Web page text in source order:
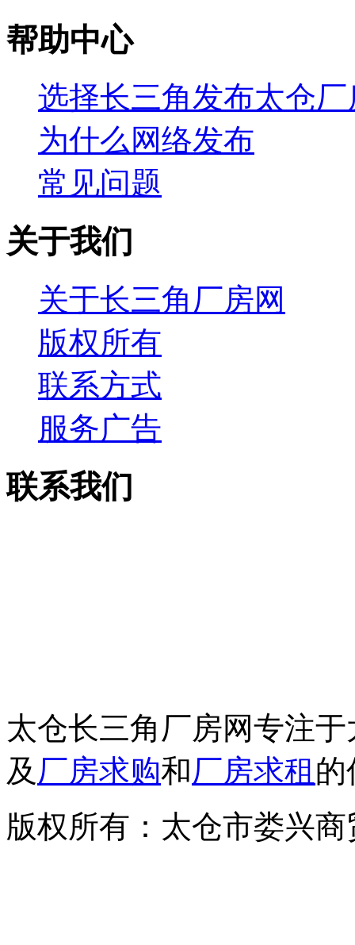
帮助中心
选择长三角发布太仓
为什么网络发布
常见问题
关于我们
关于长三角厂房网
版权所有
联系方式
服务广告
联系我们
太仓长三角厂房网专注
及 厂房求购和厂房求租 的
版权所有：太仓市娄兴